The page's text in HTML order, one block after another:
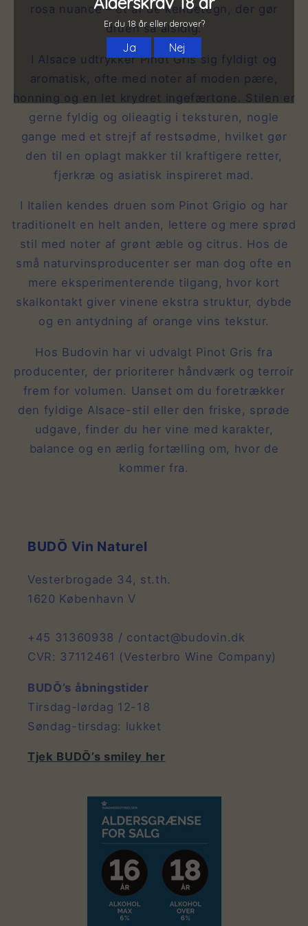
rosa nuance – et af de kendetegn, der gør
druen så alsidig.
I Alsace udtrykker Pinot Gris sig fyldigt og
aromatisk, ofte med noter af moden pære,
honning og en let krydret ingefærtone. Stilen er
gerne fyldig og olieagtig i teksturen, nogle
gange med et strejf af restsødme, hvilket gør
den til en oplagt makker til kraftigere retter,
fjerkræ og asiatisk inspireret mad.
I Italien kendes druen som Pinot Grigio og har
traditionelt en helt anden, lettere og mere sprød
stil med noter af grønt æble og citrus. Hos de
små naturvinsproducenter ser man dog ofte en
mere eksperimenterende tilgang, hvor kort
skalkontakt giver vinene ekstra struktur, dybde
og en antydning af orange vins tekstur.
Hos Budovin har vi udvalgt Pinot Gris fra
producenter, der prioriterer håndværk og terroir
frem for volumen. Uanset om du foretrækker
den fyldige Alsace-stil eller den friske, sprøde
udgave, finder du her vine med karakter,
balance og en ærlig fortælling om, hvor de
kommer fra.
BUDŌ Vin Naturel
Vesterbrogade 34, st.th.
1620 København V
+45 31360938 / contact@budovin.dk
CVR: 37112461 (Vesterbro Wine Company)
BUDŌ’s åbningstider
Tirsdag-lørdag 12-18
Søndag-tirsdag: lukket
Tjek BUDŌ’s smiley her